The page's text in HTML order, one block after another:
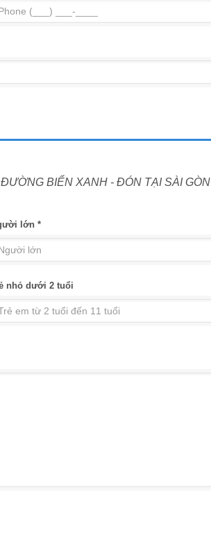
BIỂN XANH - ĐÓN TẠI SÀI GÒN
lớn *
nhỏ dưới 2 tuổi